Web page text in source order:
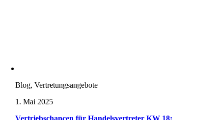
Blog, Vertretungsangebote
1. Mai 2025
Vertriebschancen für Handelsvertreter KW 18: